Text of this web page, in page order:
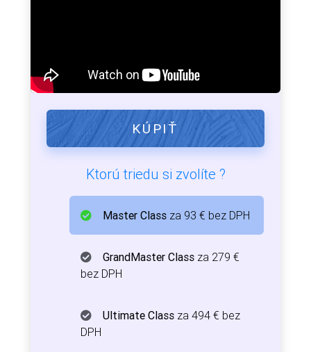
KÚPIŤ
Ktorú triedu si zvolíte ?
Master Class za 93 € bez DPH
GrandMaster Class za 279 €
bez DPH
Ultimate Class za 494 € bez
DPH